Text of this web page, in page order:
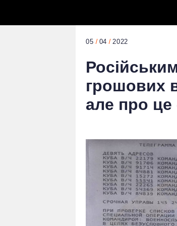
05 04 2022
грошових
але про це